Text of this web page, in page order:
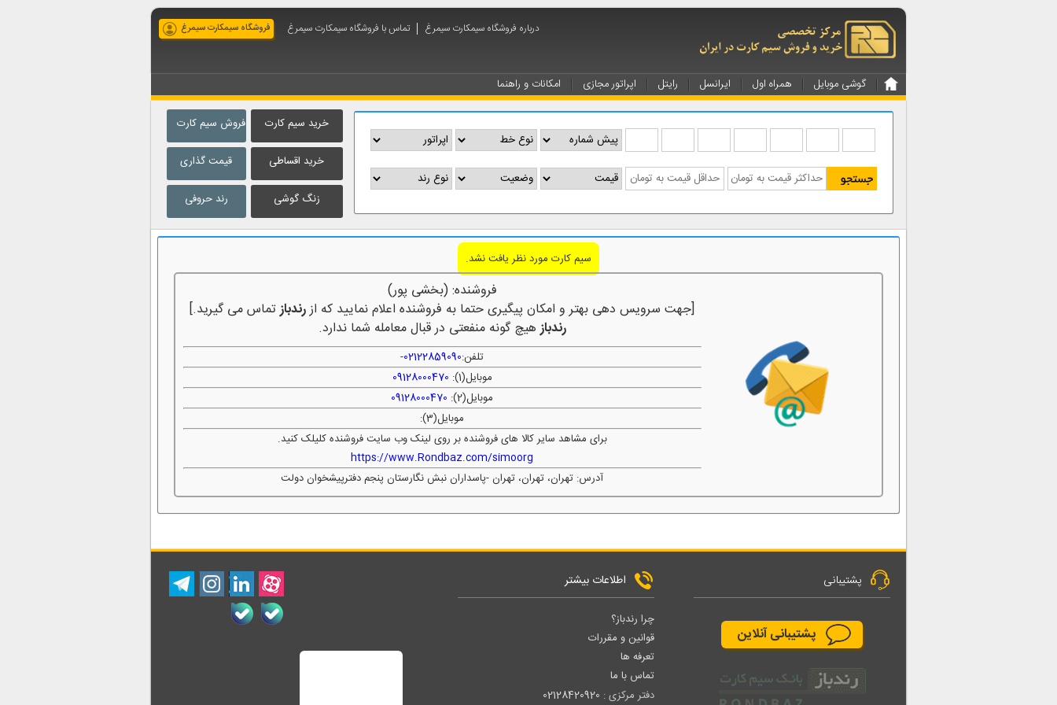
فروشگاه سیمکارت سیمرغ درباره فروشگاه سیمکارت سیمرغ تماس با فروشگاه سیمکارت سیمرغ
گوشی موبایل همراه اول ایرانسل رایتل اپراتور مجازی امکانات و راهنما
فروش سیم کارت
قیمت گذاری
رند حروفی
خرید سیم کارت
خرید اقساطی
زنگ گوشی
سیم کارت مورد نظر یافت نشد.
فروشنده: (بخشی پور)
[جهت سرویس دهی بهتر و امکان پیگیری حتما به فروشنده اعلام نمایید که ازرندبازتماس می گیرید.]
رندبازهیچ گونه منفعتی در قبال معامله شما ندارد.
تلفن:02122859090
-
موبایل(1):
09128000470
موبایل(2):
09128000470
موبایل(3):
برای مشاهد سایر کالا های فروشنده بر روی لینک وب سایت فروشنده کلیلک کنید.
https://www.Rondbaz.com/simoorg
آدرس: تهران، تهران، تهران -پاسداران نبش نگارستان پنجم دفترپیشخوان دولت
پشتیبانی
پشتیبانی آنلاین
اطلاعات بیشتر
چرا رندباز؟
قوانین و مقررات
تعرفه ها
تماس با ما
دفتر مرکزی : 02128420920